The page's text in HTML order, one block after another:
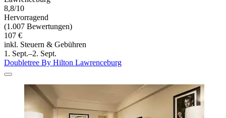
8,8/10
Hervorragend
(1.007 Bewertungen)
107 €
inkl. Steuern & Gebühren
1. Sept.–2. Sept.
Doubletree By Hilton Lawrenceburg